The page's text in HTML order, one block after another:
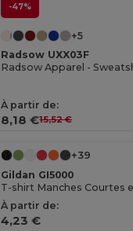
-47%
+5
Radsow UXX03F
À partir de:
8,18 €15,52 €
+39
Gildan GI5000
T-shirt Manches Courtes
À partir de:
4,23 €